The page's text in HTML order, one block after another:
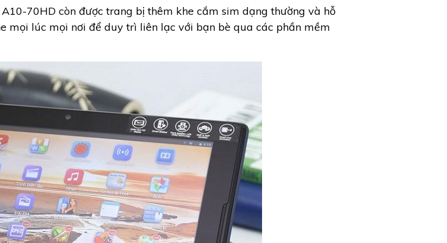
70HD còn được trang bị thêm khe cắm sim dạng thường và hỗ
mọi lúc mọi nơi để duy trì liên lạc với bạn bè qua các phần mềm